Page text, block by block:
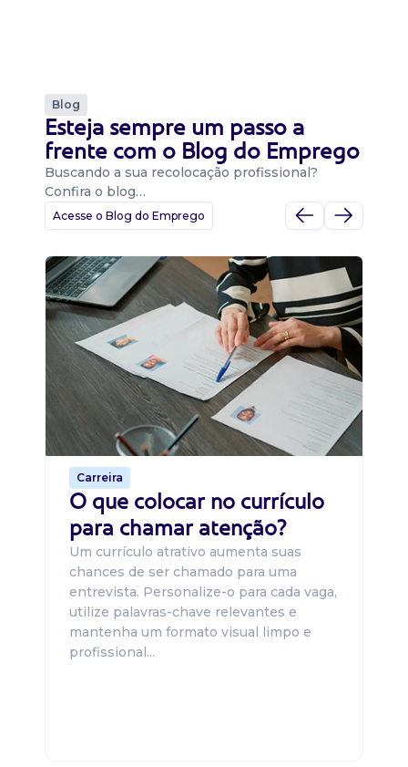
Blog
Esteja sempre um passo a
frente com o Blog do Emprego
Buscando a sua recolocação profissional?
Confira o blog…
Acesse o Blog do Emprego
Carreira
O que colocar no currículo
para chamar atenção?
Um currículo atrativo aumenta suas
chances de ser chamado para uma
entrevista. Personalize-o para cada vaga,
utilize palavras-chave relevantes e
mantenha um formato visual limpo e
profissional...